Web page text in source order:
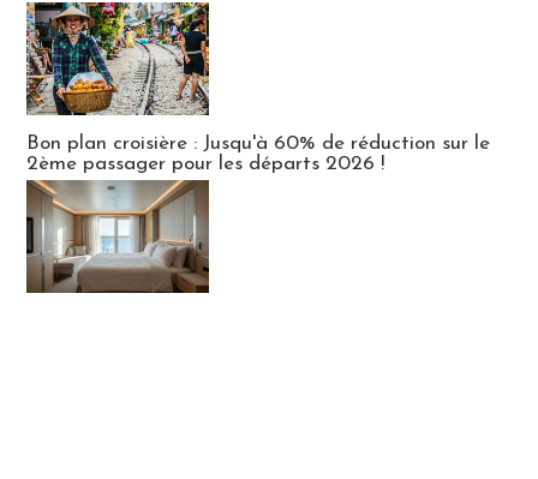
Bon plan croisière : Jusqu'à 60% de réduction sur le
2ème passager pour les départs 2026 !